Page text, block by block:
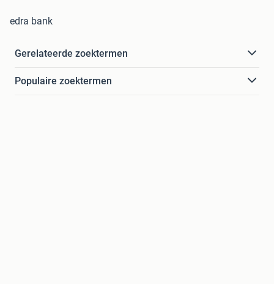
edra bank
Gerelateerde zoektermen
Populaire zoektermen